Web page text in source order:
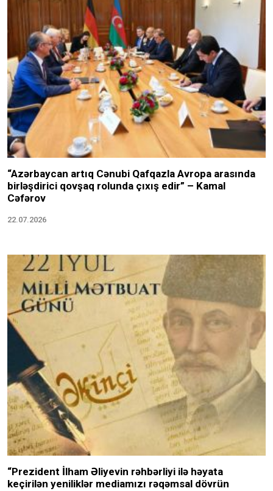
“Azərbaycan artıq Cənubi Qafqazla Avropa arasında
birləşdirici qovşaq rolunda çıxış edir” – Kamal
Cəfərov
22.07.2026
“Prezident İlham Əliyevin rəhbərliyi ilə həyata
keçirilən yeniliklər mediamızı rəqəmsal dövrün